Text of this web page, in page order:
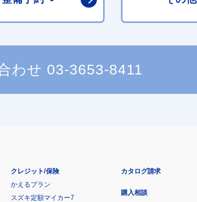
わせ 03-3653-8411
クレジット/保険
かえるプラン
スズキ定額マイカー7
カタログ請求
購入相談